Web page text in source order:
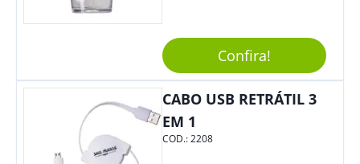
Reuniões Corporativas Ou Até
Mesmo Para Presentear
Colaboradores E Parceiros De
Confira!
CABO USB RETRÁTIL 3
EM 1
COD.:2208